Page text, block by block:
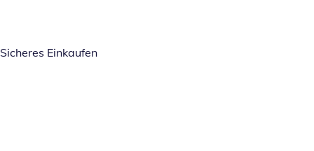
Sicheres Einkaufen